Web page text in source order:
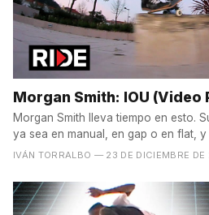
Morgan Smith: IOU (Video
Morgan Smith lleva tiempo en esto.
ya sea en manual, en gap o en flat, y
IVÁN TORRALBO — 23 DE DICIEMBRE DE